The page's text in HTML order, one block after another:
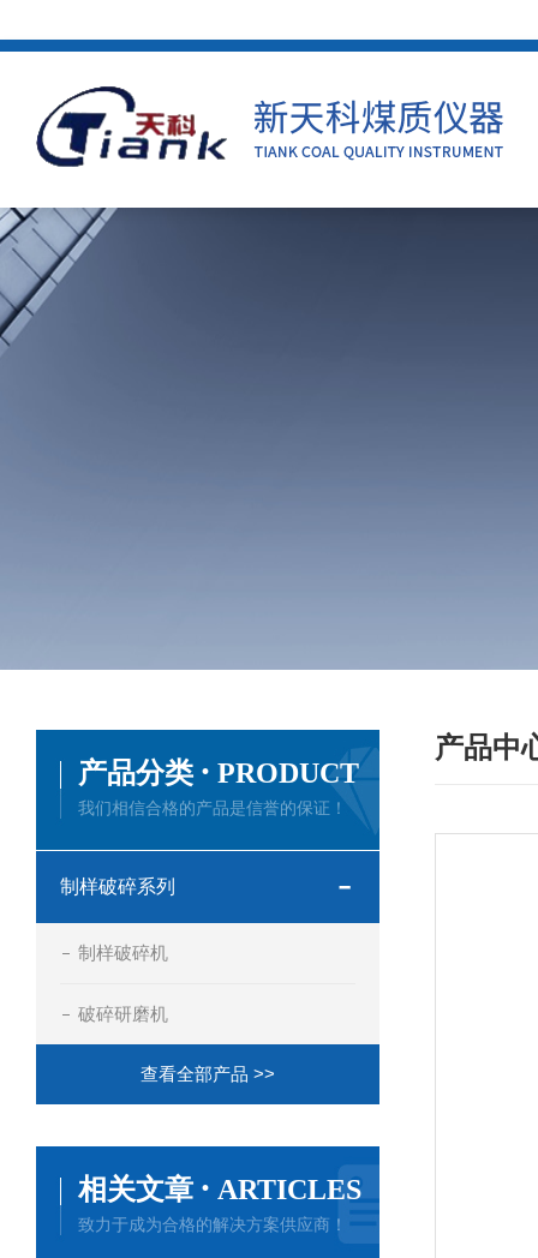
产品中
产品分类 · PRODUCT
我们相信合格的产品是信誉的保证！
制样破碎系列
制样破碎机
破碎研磨机
查看全部产品 >>
相关文章 · ARTICLES
致力于成为合格的解决方案供应商！